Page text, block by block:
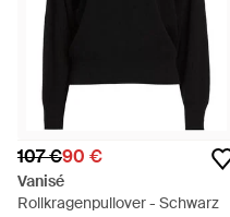
107 €90 €
Vanisé
Rollkragenpullover - Schwarz